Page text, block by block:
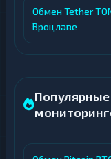
Обмен Tether
Вроцлаве